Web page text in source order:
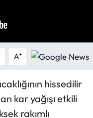
A+
hissedilir
kar yağışı etkili
rakımlı